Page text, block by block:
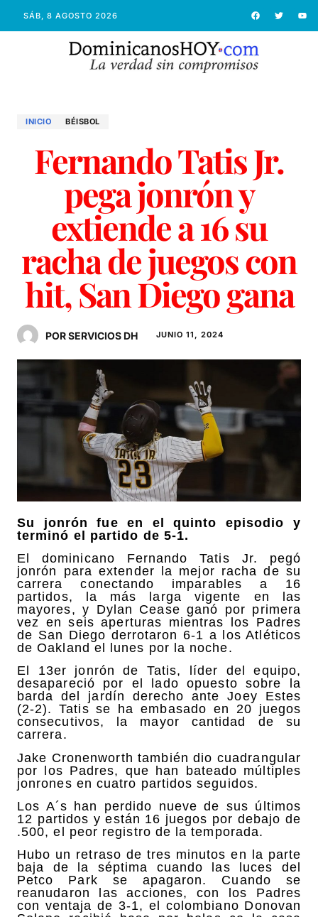
SÁB, 8 AGOSTO 2026
INICIO BÉISBOL
Fernando Tatis Jr.
pega jonrón y
extiende a 16 su
racha de juegos con
hit, San Diego gana
POR SERVICIOS DH JUNIO 11, 2024
Su jonrón fue en el quinto episodio y
terminó el partido de 5-1.
El dominicano Fernando Tatis Jr. pegó
jonrón para extender la mejor racha de su
carrera conectando imparables a 16
partidos, la más larga vigente en las
mayores, y Dylan Cease ganó por primera
vez en seis aperturas mientras los Padres
de San Diego derrotaron 6-1 a los Atléticos
de Oakland el lunes por la noche.
El 13er jonrón de Tatis, líder del equipo,
desapareció por el lado opuesto sobre la
barda del jardín derecho ante Joey Estes
(2-2). Tatis se ha embasado en 20 juegos
consecutivos, la mayor cantidad de su
carrera.
Jake Cronenworth también dio cuadrangular
por los Padres, que han bateado múltiples
jonrones en cuatro partidos seguidos.
Los A´s han perdido nueve de sus últimos
12 partidos y están 16 juegos por debajo de
.500, el peor registro de la temporada.
Hubo un retraso de tres minutos en la parte
baja de la séptima cuando las luces del
Petco Park se apagaron. Cuando se
reanudaron las acciones, con los Padres
con ventaja de 3-1, el colombiano Donovan